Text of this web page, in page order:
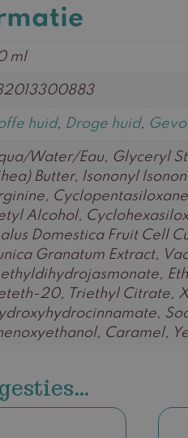
ml
huid, Droge huid,
Water/Eau, Glyceryl
Butter, lsononyl
Alcohol,
Domestica Fruit Cell
Granatum Extract,
20, Triethyl Citrate,
Caramel,